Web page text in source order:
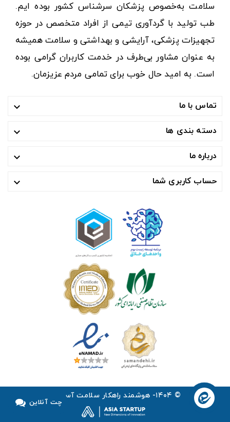
سلامت به‌خصوص پزشکان سرشناس کشور بوده ایم.
طب تولید با گردآوری تیمی از افراد متخصص در حوزه
تجهیزات پزشکی، آرایشی و بهداشتی و سلامت همیشه
به عنوان مشاور بی‌طرف در خدمت کاربران گرامی بوده
است. به امید حال خوب برای تمامی مردم عزیزمان.
تماس با ما 
دسته بندی ها 
درباره ما 
حساب کاربری شما 
© ۱۴۰۴- هوشمند راهکار سلامت آسیا ™
چت آنلاین